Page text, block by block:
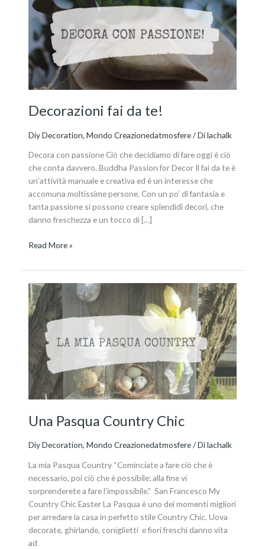
Decorazioni fai da te!
Diy Decoration,Mondo Creazionedatmosfere/ Dilachalk
Decora con passione Ciò che decidiamo di fare oggi è ciò
che conta davvero. Buddha Passion for Decor Il fai da te è
un’attività manuale e creativa ed è un interesse che
accomuna moltissime persone. Con un po’ di fantasia e
tanta passione si possono creare splendidi decori, che
danno freschezza e un tocco di […]
da
te!
Read More »
Una Pasqua Country Chic
Diy Decoration,Mondo Creazionedatmosfere/ Dilachalk
La mia Pasqua Country “Cominciate a fare ciò che è
necessario, poi ciò che è possibile; alla fine vi
sorprenderete a fare l’impossibile.” San Francesco My
Country Chic Easter La Pasqua è uno dei momenti migliori
per arredare la casa in perfetto stile Country Chic. Uova
decorate, ghirlande, coniglietti e fiori freschi danno vita
ad
Una
Pasqua
Country
Chic